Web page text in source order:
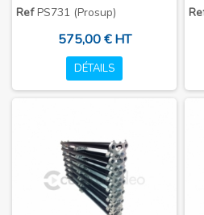
RefPS731 (Prosup)
575,00 € HT
DÉTAILS